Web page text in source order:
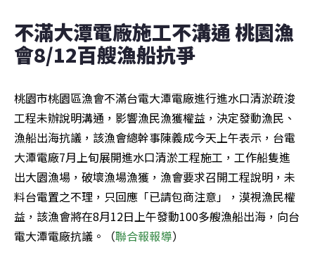
不滿大潭電廠施工不溝通 桃園漁
會8/12百艘漁船抗爭
桃園市桃園區漁會不滿台電大潭電廠進行進水口清淤疏浚
工程未辦說明溝通，影響漁民漁獲權益，決定發動漁民、
漁船出海抗議，該漁會總幹事陳義成今天上午表示，台電
大潭電廠7月上旬展開進水口清淤工程施工，工作船隻進
出大園漁場，破壞漁場漁獲，漁會要求召開工程說明，未
料台電置之不理，只回應「已請包商注意」，漠視漁民權
益，該漁會將在8月12日上午發動100多艘漁船出海，向台
電大潭電廠抗議。（聯合報報導）